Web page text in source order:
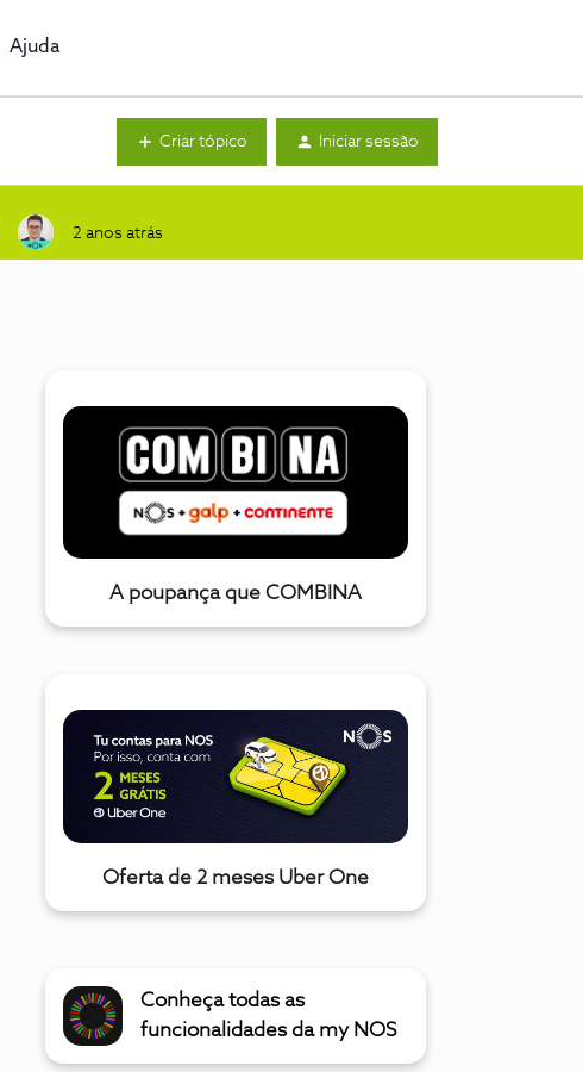
Ajuda
Criar tópico Iniciar sessão
2 anos atrás
A poupança que COMBINA
Oferta de 2 meses Uber One
Conheça todas as
funcionalidades da my NOS